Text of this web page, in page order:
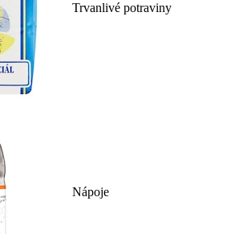
Trvanlivé potraviny
Nápoje